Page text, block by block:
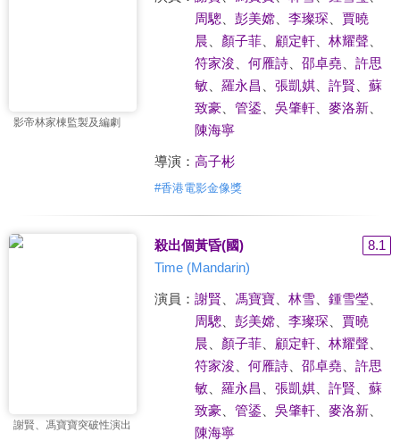
影帝林家棟監製及編劇
周驄
彭美嫦、 李璨琛
賈曉
晨
顏子菲、 顧定軒、 林耀聲、
符家浚
何雁詩、 邵卓堯
許思
敏、 羅永昌 張凱娸、 許賢
蘇
致豪
管鋈 吳肇軒、 麥洛新、
陳海寧
導演： 高子彬
#香港電影金像獎
謝賢、馮寶寶突破性演出
殺出個黃昏(國)
8.1
Time (Mandarin)
演員： 謝賢 馮寶寶、 林雪、 鍾雪瑩、
周驄
彭美嫦、 李璨琛
賈曉
晨
顏子菲、 顧定軒、 林耀聲、
符家浚
何雁詩、 邵卓堯
許思
敏、 羅永昌 張凱娸、 許賢
蘇
致豪
管鋈 吳肇軒、 麥洛新、
陳海寧